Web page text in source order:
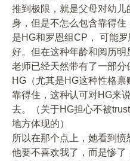
推到极限，就是父母对幼
身，但是不怎么包含靠得
是HG和罗恩组CP， 可能
好。但在这种年龄和阅历
老师已经天然带有了一部
HG（尤其是HG这种性格
靠得住，这种认可对HG来
去。（关于HG担心不被
地方体现的）
所以在那个点上，她看到愤
他要不喜欢我了，而是惨